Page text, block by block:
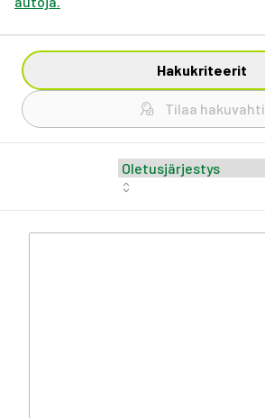
Hakukriteerit
Tilaa hakuvahti